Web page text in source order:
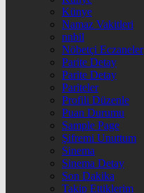
Künye
Namaz Vakitleri
nnbil
Nöbetçi Eczaneler
Parite Detay
Parite Detay
Pariteler
Profili Düzenle
Puan Durumu
Sample Page
Şifremi Unuttum
Sinema
Sinema Detay
Son Dakika
Takip Ettiklerim